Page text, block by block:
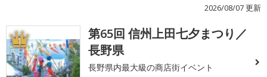
2026/08/07 更新
1
第65回 信州上田七夕まつり／
長野県
長野県内最大級の商店街イベント